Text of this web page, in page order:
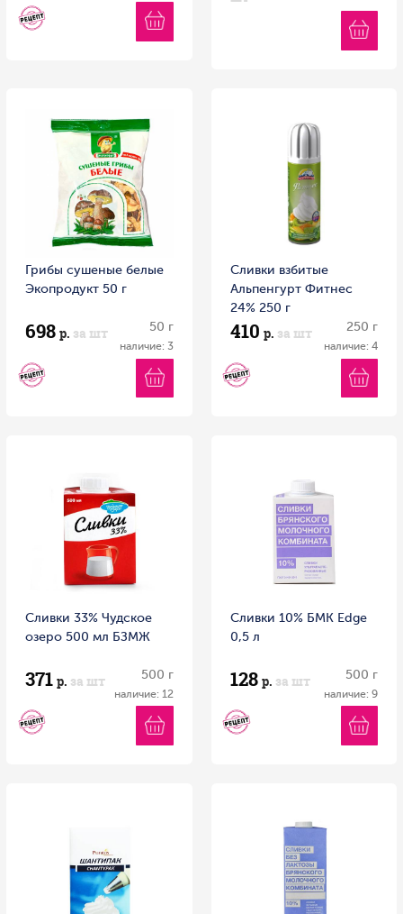
Грибы сушеные белые
Экопродукт 50 г
698 р. за шт 50 г
наличие: 3
Сливки взбитые
Альпенгурт Фитнес
24% 250 г
410 р. за шт 250 г
наличие: 4
Сливки 33% Чудское
озеро 500 мл БЗМЖ
371 р. за шт 500 г
наличие: 12
Сливки 10% БМК Edge
0,5 л
128 р. за шт 500 г
наличие: 9